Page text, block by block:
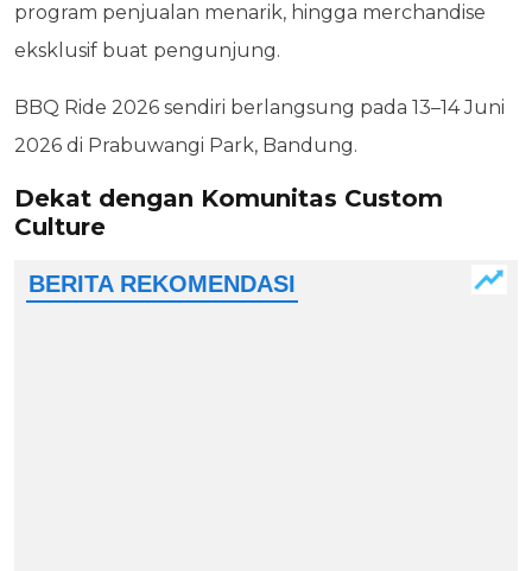
program penjualan menarik, hingga merchandise
eksklusif buat pengunjung.
BBQ Ride 2026 sendiri berlangsung pada 13–14 Juni
2026 di Prabuwangi Park, Bandung.
Dekat dengan Komunitas Custom
Culture